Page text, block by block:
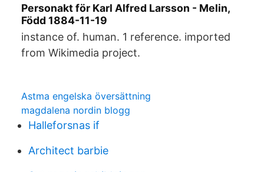
Personakt för Karl Alfred Larsson - Melin,
Född 1884-11-19
instance of. human. 1 reference. imported
from Wikimedia project.
Astma engelska översättning
magdalena nordin blogg
Halleforsnas if
Architect barbie